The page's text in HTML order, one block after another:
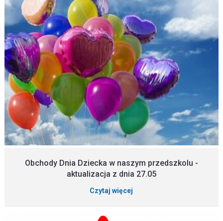
Obchody Dnia Dziecka w naszym przedszkolu -
aktualizacja z dnia 27.05
Czytaj więcej